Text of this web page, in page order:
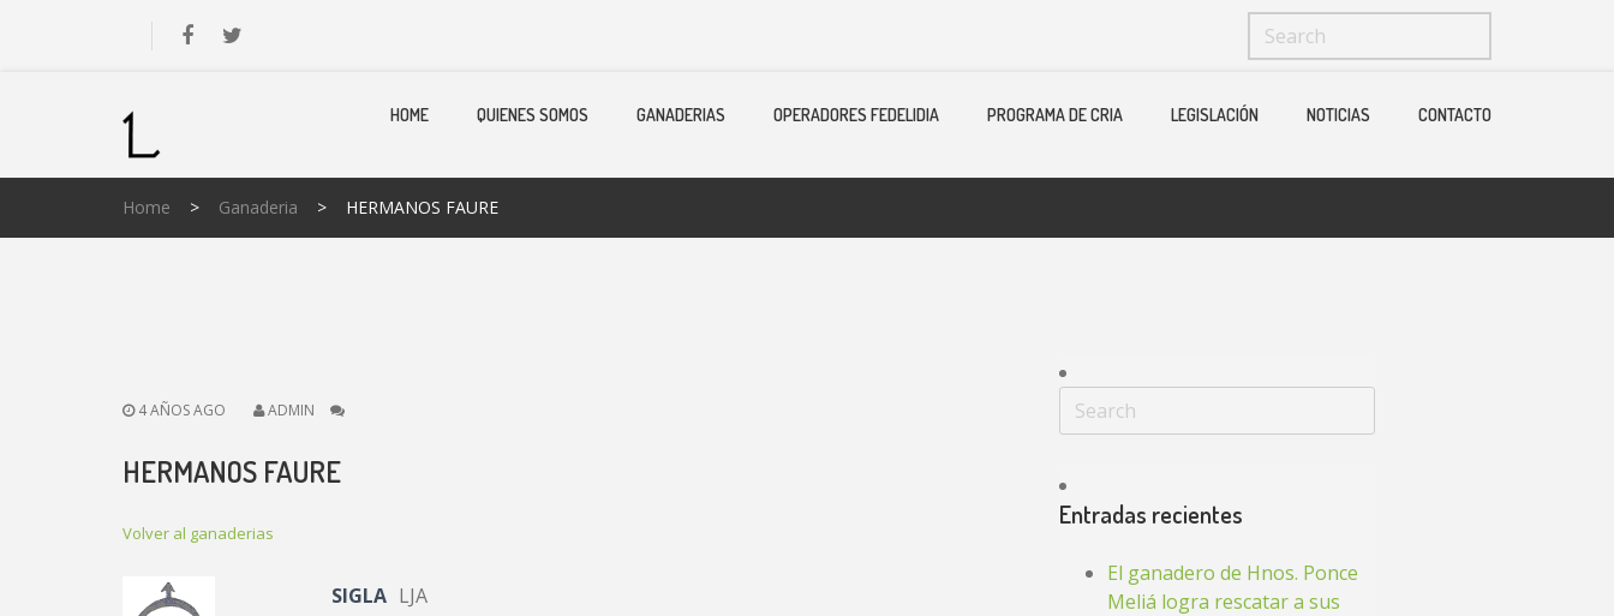
Menu
Quienes Somos
HOME QUIENES SOMOS GANADERIAS OPERADORES FEDELIDIA PROGRAMA DE CRIA LEGISLACIÓN NOTICIAS CONTACTO
Home > Ganaderia > HERMANOS FAURE
4 AÑOS AGO ADMIN
HERMANOS FAURE
Volver al ganaderias
SIGLA LJA
Entradas recientes
El ganadero de Hnos. Ponce
Meliá logra rescatar a sus